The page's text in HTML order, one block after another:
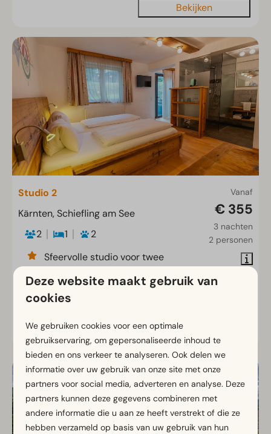
Bekijken
Vanaf
€ 355
3 nachten
2 personen
Studio 2
Kärnten, Schiefling am See
2
1
2
Sfeervolle studio voor twee
Volledig ingericht met kitchenette
Knus en comfortabel verblijf
Bekijken
Deze website maakt gebruik van
cookies
We gebruiken cookies voor een optimale
gebruikservaring, om gepersonaliseerde inhoud te
bieden en ons verkeer te analyseren. Ook delen we
informatie over uw gebruik van onze site met onze
partners voor social media, adverteren en analyse. Deze
partners kunnen deze gegevens combineren met
andere informatie die u aan ze heeft verstrekt of die ze
hebben verzameld op basis van uw gebruik van hun